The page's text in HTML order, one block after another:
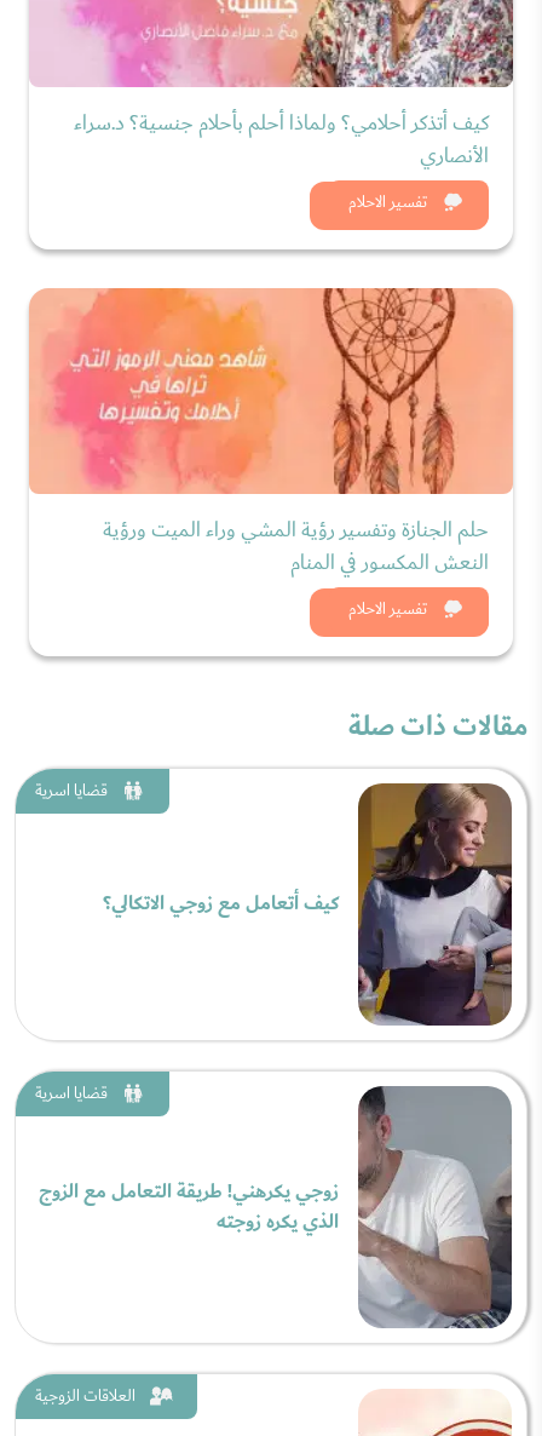
تفسير الاحلام
كيف أتذكر أحلامي؟ ولماذا أحلم بأحلام جنسية؟ د.سراء
الأنصاري
شاهد الان
تفسير الاحلام
حلم الجنازة وتفسير رؤية المشي وراء الميت ورؤية
النعش المكسور في المنام
شاهد الان
مقالات ذات صلة
قضايا اسرية
كيف أتعامل مع زوجي الاتكالي؟
قضايا اسرية
زوجي يكرهني! طريقة التعامل مع الزوج
الذي يكره زوجته
العلاقات الزوجية